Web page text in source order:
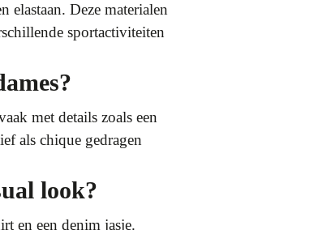
elastaan. Deze materialen
sportactiviteiten
met details zoals een
als chique gedragen
look?
en een denim jasje.